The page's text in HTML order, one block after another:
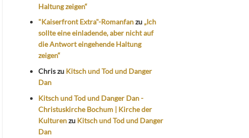
Haltung zeigen“
"Kaiserfront Extra"-Romanfanzu „Ich
sollte eine einladende, aber nicht auf
die Antwort eingehende Haltung
zeigen“
Chriszu Kitsch und Tod und Danger
Dan
Kitsch und Tod und Danger Dan -
Christuskirche Bochum | Kirche der
Kulturenzu Kitsch und Tod und Danger
Dan